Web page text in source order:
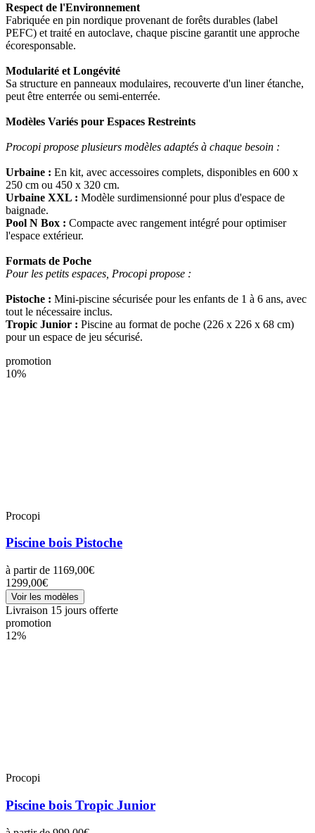
Respect de l'Environnement
Fabriquée en pin nordique provenant de forêts durables (label
PEFC) et traité en autoclave, chaque piscine garantit une approche
écoresponsable.
Modularité et Longévité
Sa structure en panneaux modulaires, recouverte d'un liner étanche,
peut être enterrée ou semi-enterrée.
Modèles Variés pour Espaces Restreints
Procopi propose plusieurs modèles adaptés à chaque besoin :
Urbaine : En kit, avec accessoires complets, disponibles en 600 x
250 cm ou 450 x 320 cm.
Urbaine XXL : Modèle surdimensionné pour plus d'espace de
baignade.
Pool N Box : Compacte avec rangement intégré pour optimiser
l'espace extérieur.
Formats de Poche
Pour les petits espaces, Procopi propose :
Pistoche : Mini-piscine sécurisée pour les enfants de 1 à 6 ans, avec
tout le nécessaire inclus.
Tropic Junior : Piscine au format de poche (226 x 226 x 68 cm)
pour un espace de jeu sécurisé.
promotion
10%
Procopi
Piscine bois Pistoche
à partir de 1169,00€
1299,00€
Voir les modèles
Livraison 15 jours offerte
promotion
12%
Procopi
Piscine bois Tropic Junior